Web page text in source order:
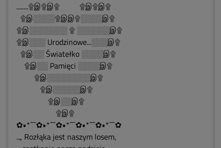
........۩இ۩இ۩ ۩இ۩இ۩
۩இ░░░░۩இஇ۩░░░░இ۩
۩இ░░░░░░░ ۩ ░░░░░░இ۩
۩இ░░░ Urodzinowe...░░░இ۩
۩இ░░ Światełko ░░░░இ۩
۩இ░░ Pamięci ░░░░இ۩
۩இ░░░░░░░░இ۩
۩இ░░░░░இ۩
۩இ░░இ۩
۩இ۩
✿•*´¯`✿•*´¯`✿•*´¯`✿•*´¯`✿•*´¯`✿
..„ Rozłąka jest naszym losem,